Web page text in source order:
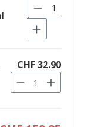
CHF 32.90